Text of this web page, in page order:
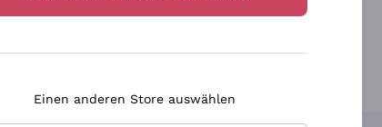
Einen anderen Store auswählen